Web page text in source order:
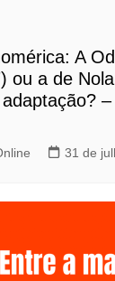
A
ou a de
31 de